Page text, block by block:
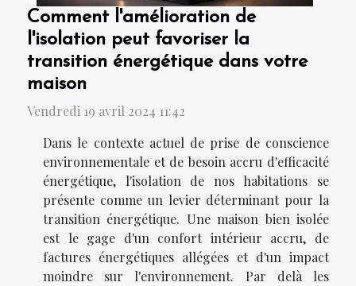
Comment l'amélioration de
l'isolation peut favoriser la
transition énergétique dans votre
maison
Vendredi 19 avril 2024 11:42
Dans le contexte actuel de prise de conscience
environnementale et de besoin accru d'efficacité
énergétique, l'isolation de nos habitations se
présente comme un levier déterminant pour la
transition énergétique. Une maison bien isolée
est le gage d'un confort intérieur accru, de
factures énergétiques allégées et d'un impact
moindre sur l'environnement. Par delà les